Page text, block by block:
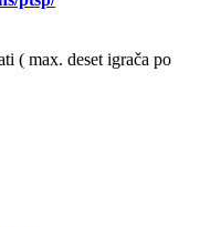
( max. deset igrača po